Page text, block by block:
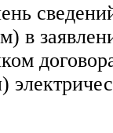
в